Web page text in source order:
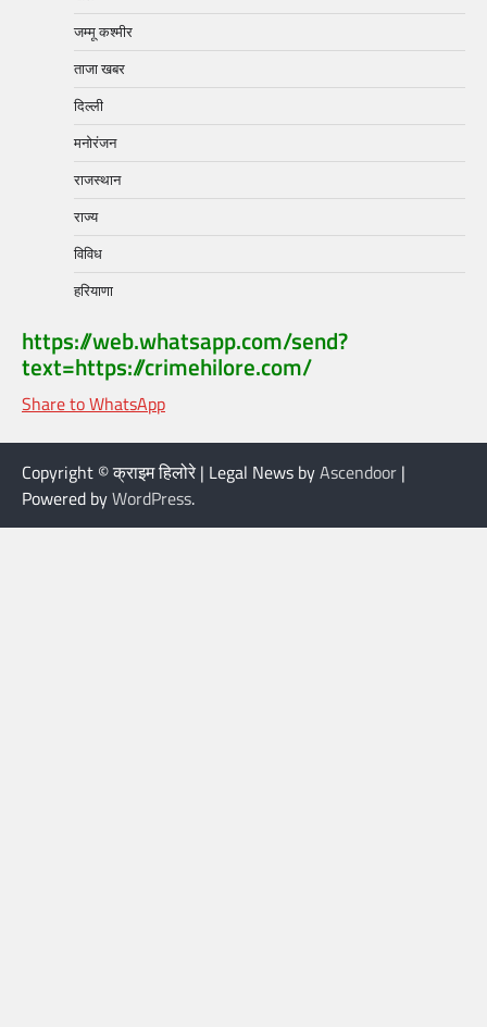
जम्मू कश्मीर
ताजा खबर
दिल्ली
मनोरंजन
राजस्थान
राज्य
विविध
हरियाणा
https://web.whatsapp.com/send?
text=https://crimehilore.com/
Share to WhatsApp
Copyright © क्राइम हिलोरे | Legal News byAscendoor |
Powered byWordPress.